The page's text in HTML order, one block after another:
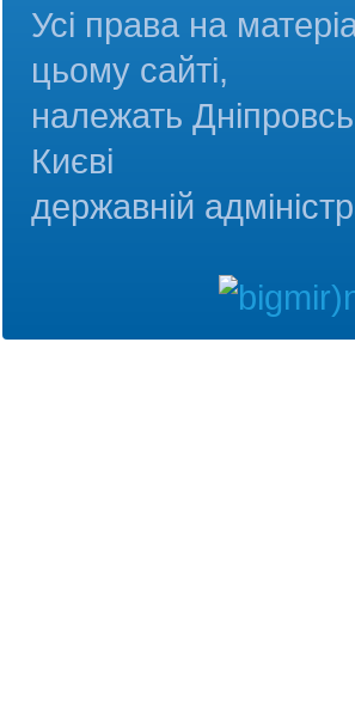
Усі права на
цьому сайті,
належать
Києві
державній